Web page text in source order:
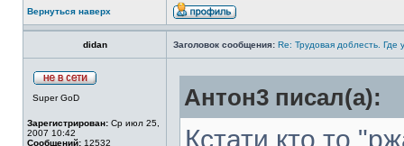
Вернуться наверх
didan Заголовок сообщения: Re: Трудовая доблесть. Где
Super GoD
Зарегистрирован: Ср июл 25,
2007 10:42
Сообщений: 12532
Антон3 писал(а):
Кстати кто то